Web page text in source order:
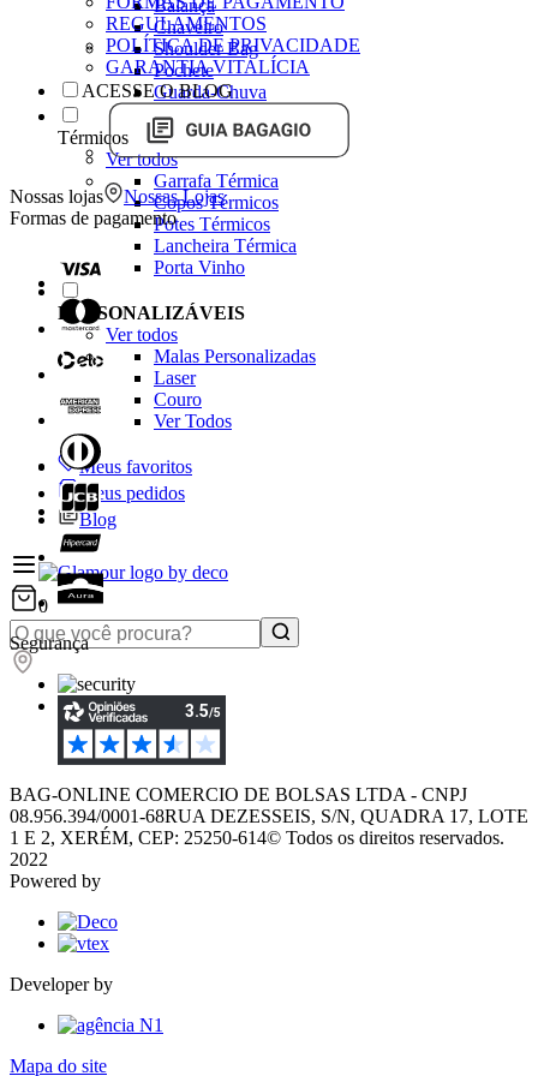
Balança
Chaveiro
Shoulder Bag
Pochete
Guarda-Chuva
Térmicos
Ver todos
Garrafa Térmica
Copos Térmicos
Potes Térmicos
Lancheira Térmica
Porta Vinho
PERSONALIZÁVEIS
Ver todos
Malas Personalizadas
Laser
Couro
Ver Todos
Meus favoritos
Meus pedidos
Blog
0
REGULAMENTOS
POLÍTICA DE PRIVACIDADE
GARANTIA VITALÍCIA
ACESSE O BLOG
Nossas lojas
Nossas Lojas
Formas de pagamento
Segurança
BAG-ONLINE COMERCIO DE BOLSAS LTDA - CNPJ
08.956.394/0001-68RUA DEZESSEIS, S/N, QUADRA 17, LOTE
1 E 2, XERÉM, CEP: 25250-614© Todos os direitos reservados.
2022
Powered by
Developer by
Mapa do site